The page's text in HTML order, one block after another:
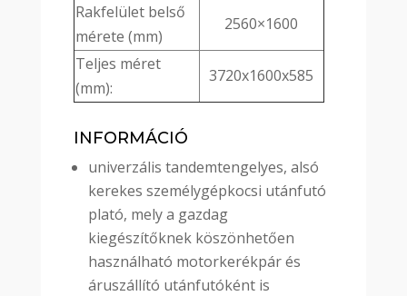
Rakfelület belső
mérete (mm)
2560×1600
Teljes méret
(mm):
3720x1600x585
INFORMÁCIÓ
univerzális tandemtengelyes, alsó
kerekes személygépkocsi utánfutó
plató, mely a gazdag
kiegészítőknek köszönhetően
használható motorkerékpár és
áruszállító utánfutóként is